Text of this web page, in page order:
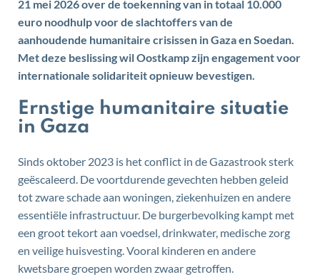
21 mei 2026 over de toekenning van in totaal 10.000
euro noodhulp voor de slachtoffers van de
aanhoudende humanitaire crisissen in Gaza en Soedan.
Met deze beslissing wil Oostkamp zijn engagement voor
internationale solidariteit opnieuw bevestigen.
Ernstige humanitaire situatie
in Gaza
Sinds oktober 2023 is het conflict in de Gazastrook sterk
geëscaleerd. De voortdurende gevechten hebben geleid
tot zware schade aan woningen, ziekenhuizen en andere
essentiële infrastructuur. De burgerbevolking kampt met
een groot tekort aan voedsel, drinkwater, medische zorg
en veilige huisvesting. Vooral kinderen en andere
kwetsbare groepen worden zwaar getroffen.